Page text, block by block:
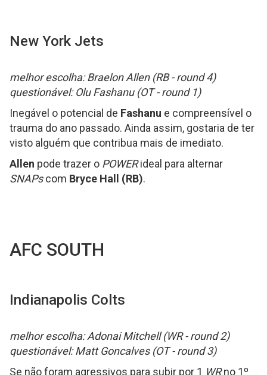
New York Jets
melhor escolha: Braelon Allen (RB - round 4)
questionável: Olu Fashanu (OT - round 1)
Inegável o potencial de Fashanu e compreensível o
trauma do ano passado. Ainda assim, gostaria de ter
visto alguém que contribua mais de imediato.
Allen pode trazer o POWERideal para alternar
SNAPscom Bryce Hall (RB).
AFC SOUTH
Indianapolis Colts
melhor escolha: Adonai Mitchell (WR - round 2)
questionável: Matt Goncalves (OT - round 3)
Se não foram agressivos para subir por 1 WRno 1º